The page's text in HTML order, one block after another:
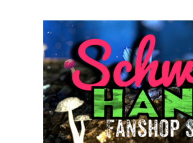
Schwammahandler
Fanshop
Store
&
more